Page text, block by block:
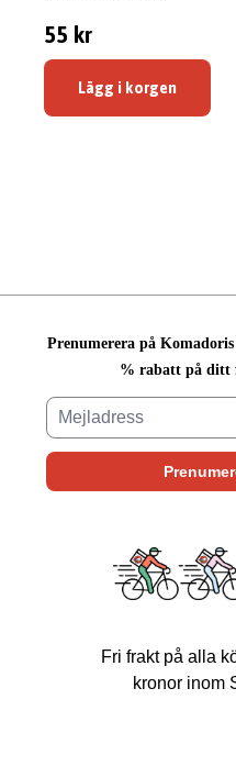
55 kr
Lägg i korgen
Prenumerera på
% rabatt på ditt
Fri frakt på alla
kronor inom